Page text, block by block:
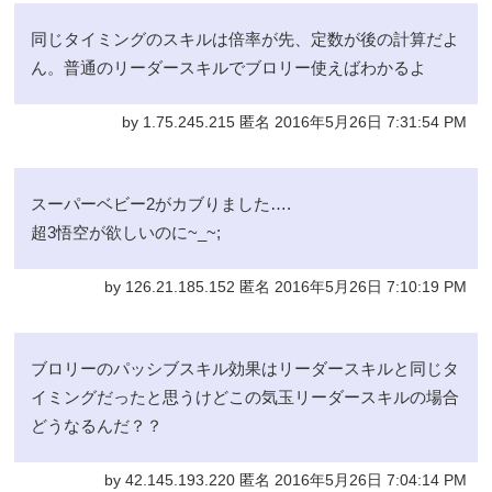
同じタイミングのスキルは倍率が先、定数が後の計算だよ
ん。普通のリーダースキルでブロリー使えばわかるよ
by 1.75.245.215 匿名 2016年5月26日 7:31:54 PM
スーパーベビー2がカブりました….
超3悟空が欲しいのに~_~;
by 126.21.185.152 匿名 2016年5月26日 7:10:19 PM
ブロリーのパッシブスキル効果はリーダースキルと同じタ
イミングだったと思うけどこの気玉リーダースキルの場合
どうなるんだ？？
by 42.145.193.220 匿名 2016年5月26日 7:04:14 PM